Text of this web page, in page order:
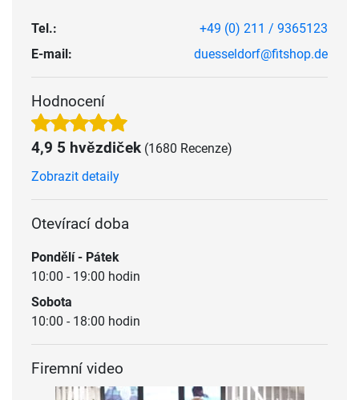
Tel.:
+49 (0) 211 / 9365123
E-mail:
duesseldorf@fitshop.de
Hodnocení
4,9 5 hvězdiček (1680 Recenze)
Zobrazit detaily
Otevírací doba
Pondělí - Pátek
10:00 - 19:00 hodin
Sobota
10:00 - 18:00 hodin
Firemní video